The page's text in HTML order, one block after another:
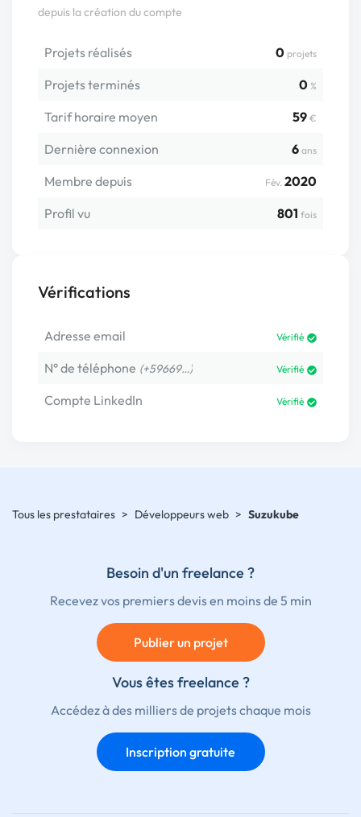
depuis la création du compte
Projets réalisés 0 projets
Projets terminés 0 %
Tarif horaire moyen 59 €
Dernière connexion 6 ans
Membre depuis Fév. 2020
Profil vu
801 fois
Vérifications
Adresse email Vérifié
N° de téléphone (+59669…) Vérifié
Compte LinkedIn Vérifié
Tous les prestataires > Développeurs web > Suzukube
Besoin d'un freelance ?
Recevez vos premiers devis en moins de 5 min
Publier un projet
Vous êtes freelance ?
Accédez à des milliers de projets chaque mois
Inscription gratuite